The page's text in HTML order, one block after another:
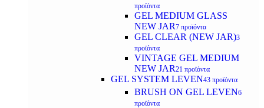
προϊόντα
GEL MEDIUM GLASS
NEW JAR7 προϊόντα
GEL CLEAR (NEW JAR)3
προϊόντα
VINTAGE GEL MEDIUM
NEW JAR21 προϊόντα
GEL SYSTEM LEVEN43 προϊόντα
BRUSH ON GEL LEVEN6
προϊόντα